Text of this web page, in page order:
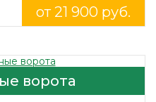
от 21 900 руб.
ворота